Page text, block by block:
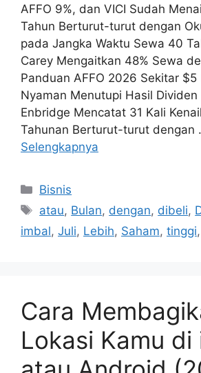
AFFO 9%, dan VICI Sudah
Tahun Berturut-turut dengan
pada Jangka Waktu Sewa 40
Carey Mengaitkan 48% Sewa
Panduan AFFO 2026 Sekitar $5
Nyaman Menutupi Hasil Dividen
Enbridge Mencatat 31 Kali
Tahunan Berturut-turut dengan
Selengkapnya
Kategori
Bisnis
Tag
atau, Bulan, dengan, dibeli,
imbal, Juli, Lebih, Saham, tinggi,
Cara
Lokasi Kamu di